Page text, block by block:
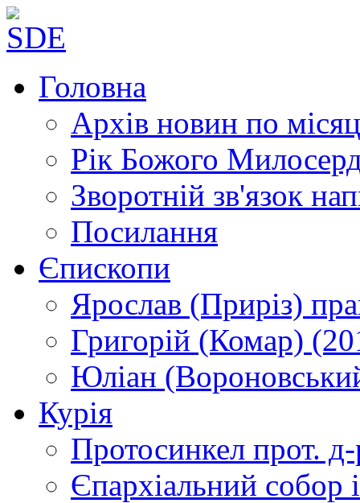
Головна
Архів новин по
Рік Божого
Зворотній зв'язок
Посилання
Єпископи
Ярослав (Приріз)
Григорій (Комар)
Юліан
Курія
Протосинкел прот.
Єпархіальний собор